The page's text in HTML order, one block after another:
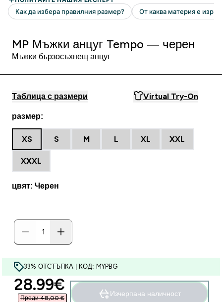
MP Мъжки анцуг Tempo — черен
Мъжки бързосъхнещ анцуг
Таблица с размери Virtual Try-On
размер:
XS S M L XL XXL
XXXL
цвят: Черен
33% ОТСТЪПКА | КОД: MYPBG
discounted price
28.99€‎
Преди 48,00 €‎
Изчерпана наличност